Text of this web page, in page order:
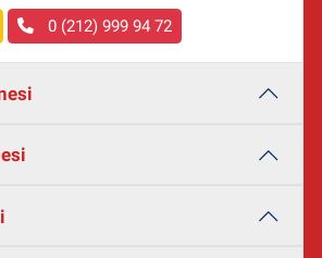
0 (212) 999 94 72